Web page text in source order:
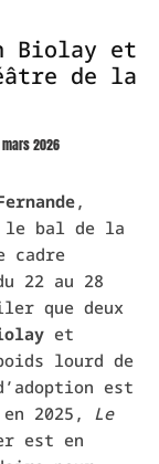
Biolay et
de la
2026
,
le bal de la
cadre
22 au 28
que deux
et
lourd de
est
2025, Le
est en